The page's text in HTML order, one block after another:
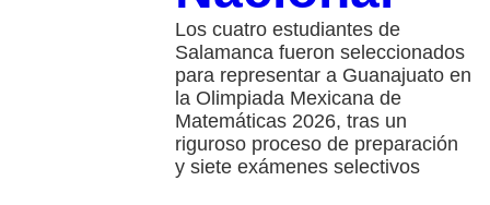
Los cuatro estudiantes de
Salamanca fueron seleccionados
para representar a Guanajuato en
la Olimpiada Mexicana de
Matemáticas 2026, tras un
riguroso proceso de preparación
y siete exámenes selectivos